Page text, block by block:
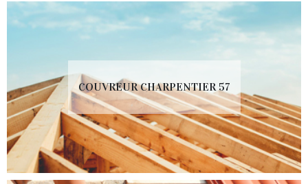
COUVREUR CHARPENTIER 57